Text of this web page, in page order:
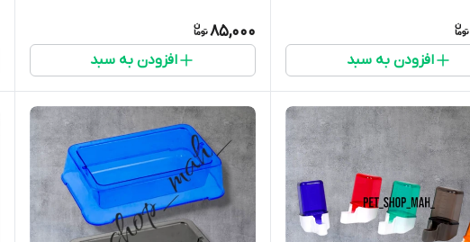
افزودن به سبد
85,000
افزودن به سبد